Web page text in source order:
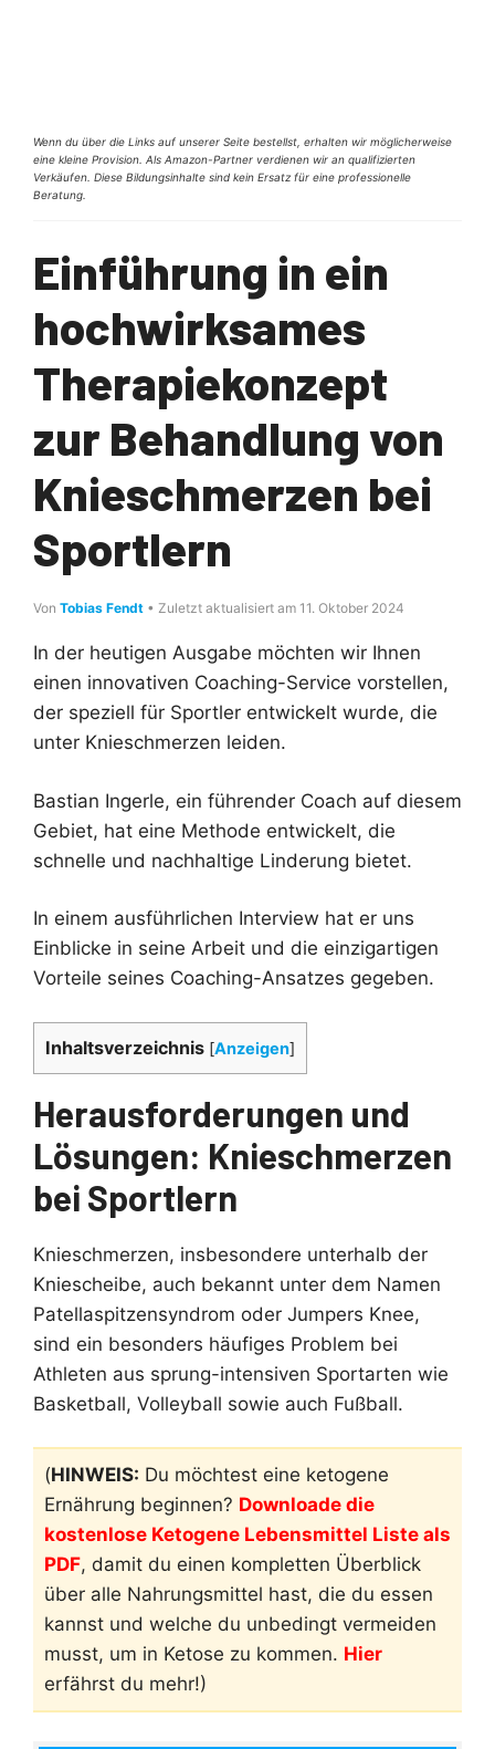
Wenn du über die Links auf unserer Seite bestellst, erhalten wir möglicherweise
eine kleine Provision. Als Amazon-Partner verdienen wir an qualifizierten
Verkäufen. Diese Bildungsinhalte sind kein Ersatz für eine professionelle
Beratung.
Einführung in ein
hochwirksames
Therapiekonzept
zur Behandlung von
Knieschmerzen bei
Sportlern
Von Tobias Fendt • Zuletzt aktualisiert am 11. Oktober 2024
In der heutigen Ausgabe möchten wir Ihnen
einen innovativen Coaching-Service vorstellen,
der speziell für Sportler entwickelt wurde, die
unter Knieschmerzen leiden.
Bastian Ingerle, ein führender Coach auf diesem
Gebiet, hat eine Methode entwickelt, die
schnelle und nachhaltige Linderung bietet.
In einem ausführlichen Interview hat er uns
Einblicke in seine Arbeit und die einzigartigen
Vorteile seines Coaching-Ansatzes gegeben.
Inhaltsverzeichnis [Anzeigen]
Herausforderungen und
Lösungen: Knieschmerzen
bei Sportlern
Knieschmerzen, insbesondere unterhalb der
Kniescheibe, auch bekannt unter dem Namen
Patellaspitzensyndrom oder Jumpers Knee,
sind ein besonders häufiges Problem bei
Athleten aus sprung-intensiven Sportarten wie
Basketball, Volleyball sowie auch Fußball.
(HINWEIS: Du möchtest eine ketogene
Ernährung beginnen? Downloade die
kostenlose Ketogene Lebensmittel Liste als
PDF, damit du einen kompletten Überblick
über alle Nahrungsmittel hast, die du essen
kannst und welche du unbedingt vermeiden
musst, um in Ketose zu kommen. Hier
erfährst du mehr!)